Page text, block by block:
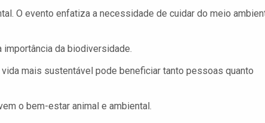
O evento enfatiza a necessidade de cuidar do meio
importância da biodiversidade.
mais sustentável pode beneficiar tanto pessoas quanto
o bem-estar animal e ambiental.